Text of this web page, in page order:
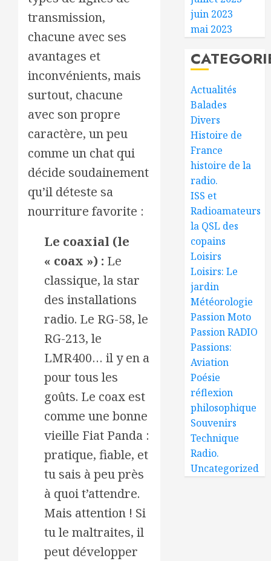
transmission,
chacune avec ses
avantages et
inconvénients, mais
surtout, chacune
avec son propre
caractère, un peu
comme un chat qui
décide soudainement
qu’il déteste sa
nourriture favorite :
Le coaxial (le
« coax ») : Le
classique, la star
des installations
radio. Le RG-58, le
RG-213, le
LMR400… il y en a
pour tous les
goûts. Le coax est
comme une bonne
vieille Fiat Panda :
pratique, fiable, et
tu sais à peu près
à quoi t’attendre.
Mais attention ! Si
tu le maltraites, il
peut développer
juin 2023
mai 2023
Actualités
Balades
Divers
Histoire de
France
histoire de la
radio.
ISS et
Radioamateurs
la QSL des
copains
Loisirs
Loisirs: Le
jardin
Météorologie
Passion Moto
Passion RADIO
Passions:
Aviation
Poésie
réflexion
philosophique
Souvenirs
Technique
Radio.
Uncategorized